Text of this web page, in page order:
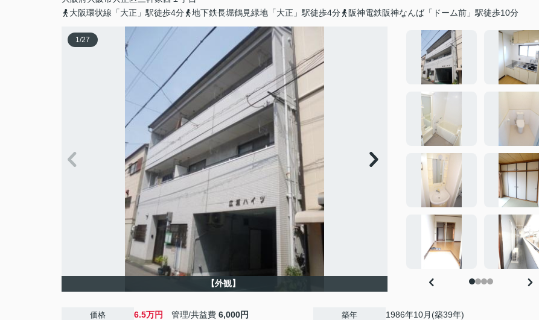
大阪環状線「大正」駅徒歩4分
地下鉄長堀鶴見緑地「大正」駅徒歩4分 阪神電鉄阪神なんば「ドーム前」駅徒歩10分
1/27
【外観】
価格 6.5万円 管理/共益費 6,000円 築年 1986年10月(築39年)